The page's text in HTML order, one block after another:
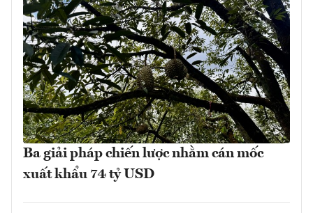
Ba giải pháp chiến lược nhằm cán mốc
xuất khẩu 74 tỷ USD